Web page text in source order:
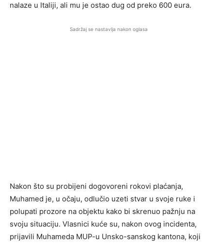
nalaze u Italiji, ali mu je ostao dug od preko 600 eura.
Sadržaj se nastavlja nakon oglasa
Nakon što su probijeni dogovoreni rokovi plaćanja,
Muhamed je, u očaju, odlučio uzeti stvar u svoje ruke i
polupati prozore na objektu kako bi skrenuo pažnju na
svoju situaciju. Vlasnici kuće su, nakon ovog incidenta,
prijavili Muhameda MUP-u Unsko-sanskog kantona, koji